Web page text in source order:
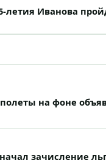
летия Иванова
на фоне
зачисление